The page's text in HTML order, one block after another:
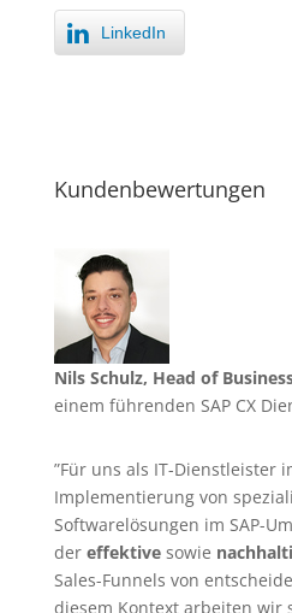
LinkedIn
Kundenbewertungen
Nils Schulz, Head of
einem führenden SAP CX
”Für uns als IT-Dienstleister
Implementierung von
Softwarelösungen im SAP-
der effektive sowie
Sales-Funnels von
diesem Kontext arbeiten wir